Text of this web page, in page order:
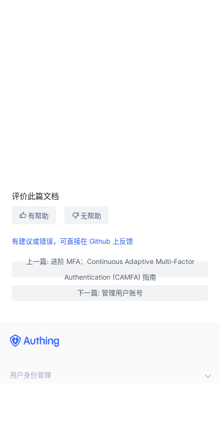
评价此篇文档
有帮助 无帮助
有建议或错误，可直接在 Github 上反馈
上一篇: 进阶 MFA：Continuous Adaptive Multi-Factor
Authentication (CAMFA) 指南
下一篇: 管理用户账号
用户身份管理